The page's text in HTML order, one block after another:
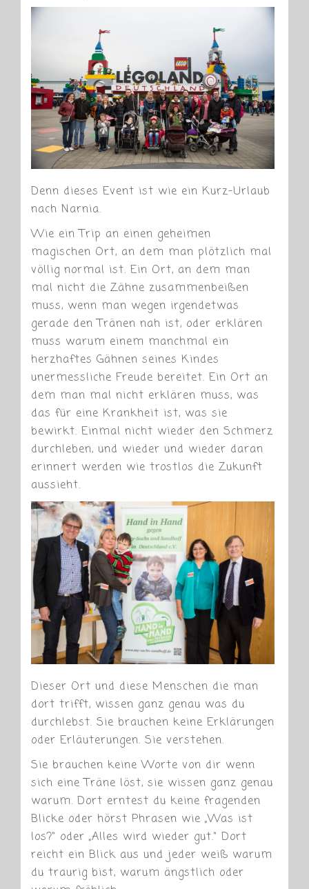
Denn dieses Event ist wie ein Kurz-Urlaub
nach Narnia.
Wie ein Trip an einen geheimen
magischen Ort, an dem man plötzlich mal
völlig normal ist. Ein Ort, an dem man
mal nicht die Zähne zusammenbeißen
muss, wenn man wegen irgendetwas
gerade den Tränen nah ist, oder erklären
muss warum einem manchmal ein
herzhaftes Gähnen seines Kindes
unermessliche Freude bereitet. Ein Ort an
dem man mal nicht erklären muss, was
das für eine Krankheit ist, was sie
bewirkt. Einmal nicht wieder den Schmerz
durchleben, und wieder und wieder daran
erinnert werden wie trostlos die Zukunft
aussieht.
Dieser Ort und diese Menschen die man
dort trifft, wissen ganz genau was du
durchlebst. Sie brauchen keine Erklärungen
oder Erläuterungen. Sie verstehen.
Sie brauchen keine Worte von dir wenn
sich eine Träne löst, sie wissen ganz genau
warum. Dort erntest du keine fragenden
Blicke oder hörst Phrasen wie „Was ist
los?“ oder „Alles wird wieder gut.“ Dort
reicht ein Blick aus und jeder weiß warum
du traurig bist, warum ängstlich oder